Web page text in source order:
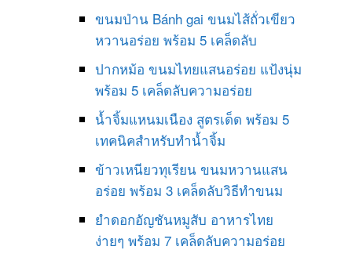
ขนมป่าน Bánh gai ขนมไส้ถั่วเขียว
หวานอร่อย พร้อม 5 เคล็ดลับ
ปากหม้อ ขนมไทยแสนอร่อย แป้งนุ่ม
พร้อม 5 เคล็ดลับความอร่อย
น้ำจิ้มแหนมเนือง สูตรเด็ด พร้อม 5
เทคนิคสำหรับทำน้ำจิ้ม
ข้าวเหนียวทุเรียน ขนมหวานแสน
อร่อย พร้อม 3 เคล็ดลับวิธีทำขนม
ยำดอกอัญชันหมูสับ อาหารไทย
ง่ายๆ พร้อม 7 เคล็ดลับความอร่อย